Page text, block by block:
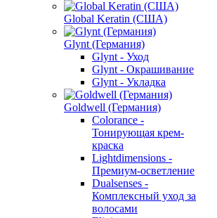
Global Keratin (США)
Glynt (Германия)
Glynt - Уход
Glynt - Окрашивание
Glynt - Укладка
Goldwell (Германия)
Colorance -
Тонирующая крем-
краска
Lightdimensions -
Премиум-осветление
Dualsenses -
Комплексный уход за
волосами